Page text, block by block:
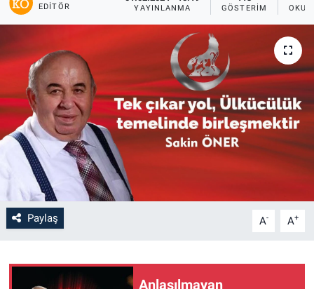
EDITÖR YAYINLANMA GÖSTERIM
Paylaş A- A+
Anlaşılmayan